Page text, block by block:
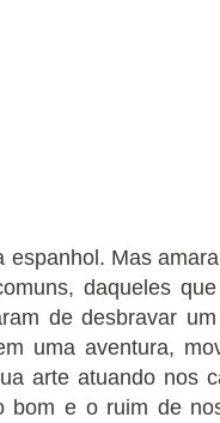
Mas
daqueles
de desbravar
uma aventura,
arte atuando nos
bom e o ruim de